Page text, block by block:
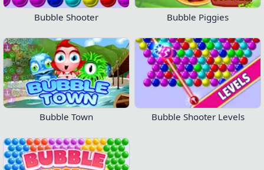
Bubble Shooter Bubble Piggies
Bubble Town Bubble Shooter Levels